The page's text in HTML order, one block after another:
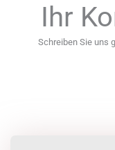
Ihr
Schreiben Sie uns